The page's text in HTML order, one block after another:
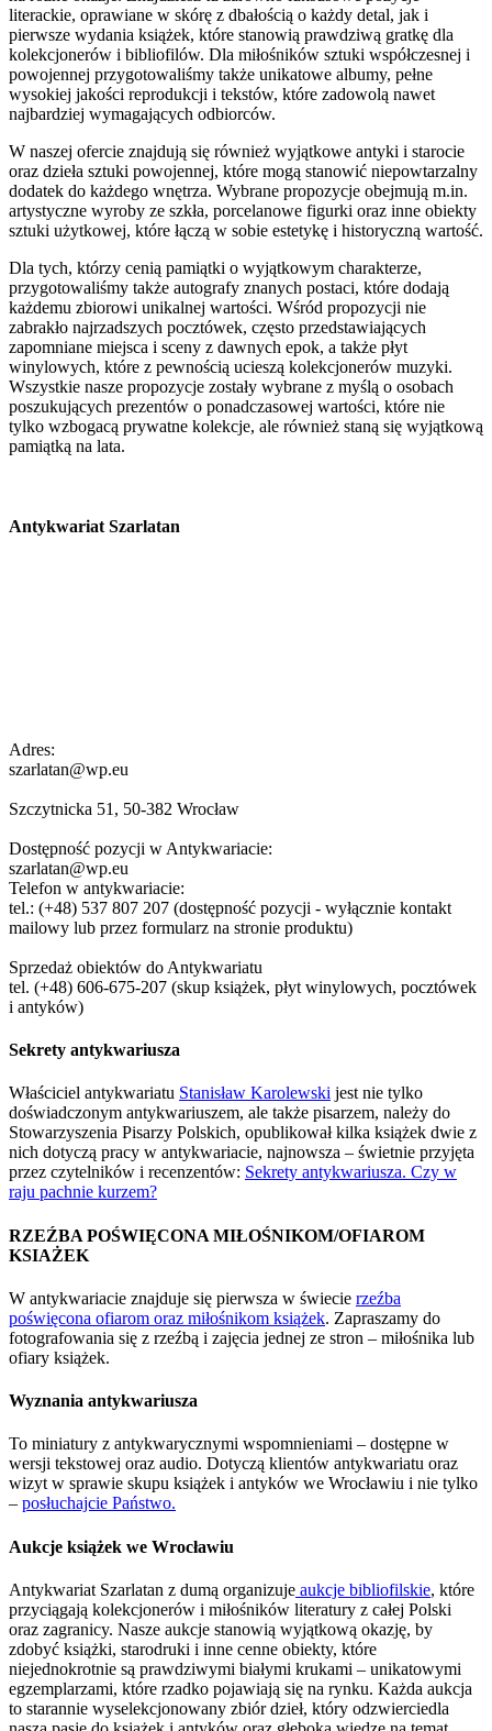
literackie, oprawiane w skórę z dbałością o każdy detal, jak i
pierwsze wydania książek, które stanowią prawdziwą gratkę dla
kolekcjonerów i bibliofilów. Dla miłośników sztuki współczesnej i
powojennej przygotowaliśmy także unikatowe albumy, pełne
wysokiej jakości reprodukcji i tekstów, które zadowolą nawet
najbardziej wymagających odbiorców.
W naszej ofercie znajdują się również wyjątkowe antyki i starocie
oraz dzieła sztuki powojennej, które mogą stanowić niepowtarzalny
dodatek do każdego wnętrza. Wybrane propozycje obejmują m.in.
artystyczne wyroby ze szkła, porcelanowe figurki oraz inne obiekty
sztuki użytkowej, które łączą w sobie estetykę i historyczną wartość.
Dla tych, którzy cenią pamiątki o wyjątkowym charakterze,
przygotowaliśmy także autografy znanych postaci, które dodają
każdemu zbiorowi unikalnej wartości. Wśród propozycji nie
zabrakło najrzadszych pocztówek, często przedstawiających
zapomniane miejsca i sceny z dawnych epok, a także płyt
winylowych, które z pewnością ucieszą kolekcjonerów muzyki.
Wszystkie nasze propozycje zostały wybrane z myślą o osobach
poszukujących prezentów o ponadczasowej wartości, które nie
tylko wzbogacą prywatne kolekcje, ale również staną się wyjątkową
pamiątką na lata.
Antykwariat Szarlatan
Adres:
szarlatan@wp.eu
Szczytnicka 51, 50-382 Wrocław
Dostępność pozycji w Antykwariacie:
szarlatan@wp.eu
Telefon w antykwariacie:
tel.: (+48) 537 807 207 (dostępność pozycji - wyłącznie kontakt
mailowy lub przez formularz na stronie produktu)
Sprzedaż obiektów do Antykwariatu
tel. (+48) 606-675-207 (skup książek, płyt winylowych, pocztówek
i antyków)
Sekrety antykwariusza
Właściciel antykwariatu Stanisław Karolewski jest nie tylko
doświadczonym antykwariuszem, ale także pisarzem, należy do
Stowarzyszenia Pisarzy Polskich, opublikował kilka książek dwie z
nich dotyczą pracy w antykwariacie, najnowsza – świetnie przyjęta
przez czytelników i recenzentów: Sekrety antykwariusza. Czy w
raju pachnie kurzem?
RZEŹBA POŚWIĘCONA MIŁOŚNIKOM/OFIAROM
KSIAŻEK
W antykwariacie znajduje się pierwsza w świecie rzeźba
poświęcona ofiarom oraz miłośnikom książek. Zapraszamy do
fotografowania się z rzeźbą i zajęcia jednej ze stron – miłośnika lub
ofiary książek.
Wyznania antykwariusza
To miniatury z antykwarycznymi wspomnieniami – dostępne w
wersji tekstowej oraz audio. Dotyczą klientów antykwariatu oraz
wizyt w sprawie skupu książek i antyków we Wrocławiu i nie tylko
– posłuchajcie Państwo.
Aukcje książek we Wrocławiu
Antykwariat Szarlatan z dumą organizuje aukcje bibliofilskie, które
przyciągają kolekcjonerów i miłośników literatury z całej Polski
oraz zagranicy. Nasze aukcje stanowią wyjątkową okazję, by
zdobyć książki, starodruki i inne cenne obiekty, które
niejednokrotnie są prawdziwymi białymi krukami – unikatowymi
egzemplarzami, które rzadko pojawiają się na rynku. Każda aukcja
to starannie wyselekcjonowany zbiór dzieł, który odzwierciedla